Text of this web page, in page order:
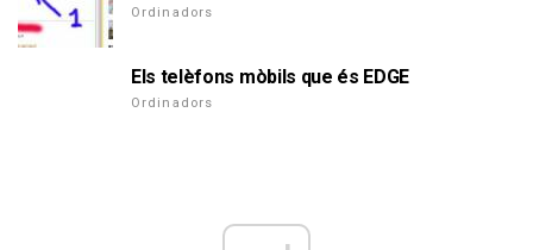
Ordinadors
Els telèfons mòbils que és EDGE
Ordinadors